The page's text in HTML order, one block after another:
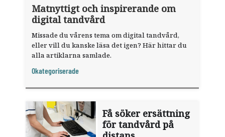
Matnyttigt och inspirerande om
digital tandvård
Missade du vårens tema om digital tandvård,
eller vill du kanske läsa det igen? Här hittar du
alla artiklarna samlade.
Okategoriserade
Få söker ersättning
för tandvård på